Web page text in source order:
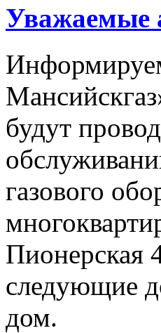
Уважаемые
будут
газового
Пионерская
следующие
дом.